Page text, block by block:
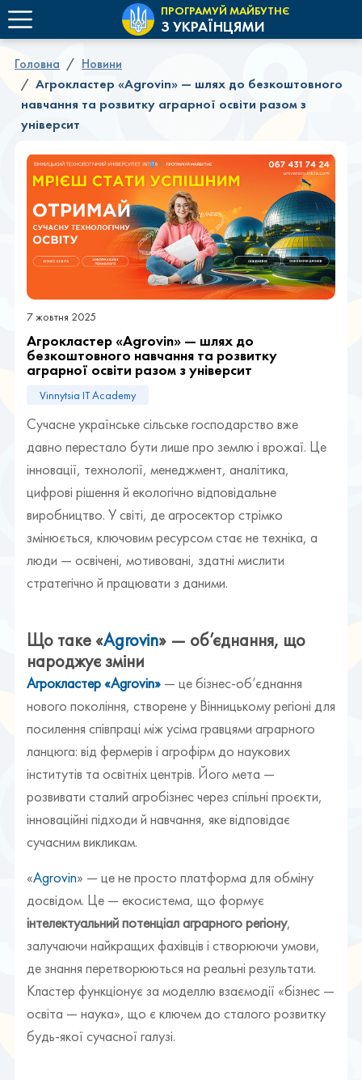
ПРОГРАМУЙ МАЙБУТНЄ
З УКРАЇНЦЯМИ
Головна
Новини
Агрокластер «Agrovin» — шлях до безкоштовного
навчання та розвитку аграрної освіти разом з
університ
7 жовтня 2025
Агрокластер «Agrovin» — шлях до
безкоштовного навчання та розвитку
аграрної освіти разом з університ
Vinnytsia IT Academy
Сучасне українське сільське господарство вже
давно перестало бути лише про землю і врожаї. Це
інновації, технології, менеджмент, аналітика,
цифрові рішення й екологічно відповідальне
виробництво. У світі, де агросектор стрімко
змінюється, ключовим ресурсом стає не техніка, а
люди — освічені, мотивовані, здатні мислити
стратегічно й працювати з даними.
Що таке «Agrovin» — об’єднання, що
народжує зміни
Агрокластер «Agrovin» — це бізнес-об’єднання
нового покоління, створене у Вінницькому регіоні для
посилення співпраці між усіма гравцями аграрного
ланцюга: від фермерів і агрофірм до наукових
інститутів та освітніх центрів. Його мета —
розвивати сталий агробізнес через спільні проєкти,
інноваційні підходи й навчання, яке відповідає
сучасним викликам.
«Agrovin» — це не просто платформа для обміну
досвідом. Це — екосистема, що формує
інтелектуальний потенціал аграрного регіону,
залучаючи найкращих фахівців і створюючи умови,
де знання перетворюються на реальні результати.
Кластер функціонує за моделлю взаємодії «бізнес —
освіта — наука», що є ключем до сталого розвитку
будь-якої сучасної галузі.